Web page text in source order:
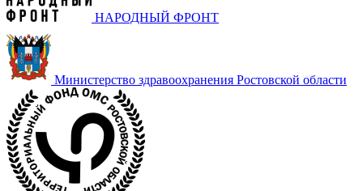
НАРОДНЫЙ ФРОНТ
Министерство здравоохранения Ростовской области